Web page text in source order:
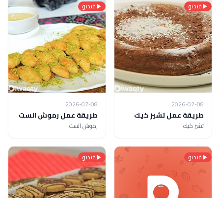
فيديو
2026-07-08
طريقة عمل تشيز كيك
تشيز كيك
فيديو
2026-07-08
طريقة عمل رموش الست
رموش الست
فيديو فيديو